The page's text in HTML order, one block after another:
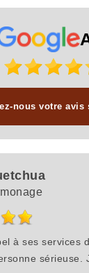
nous votre avis
à ses services
sérieuse.